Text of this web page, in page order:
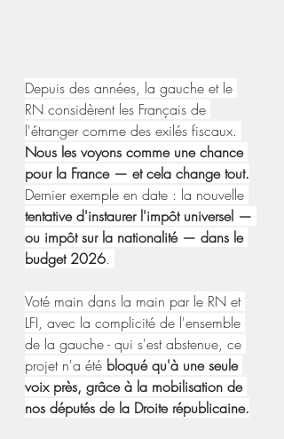
Depuis des années, la gauche et le
RN considèrent les Français de
l'étranger comme des exilés fiscaux.
Nous les voyons comme une chance
pour la France — et cela change tout.
Dernier exemple en date : la nouvelle
tentative d'instaurer l'impôt universel —
ou impôt sur la nationalité — dans le
budget 2026.
Voté main dans la main par le RN et
LFI, avec la complicité de l'ensemble
de la gauche - qui s'est abstenue, ce
projet n'a été bloqué qu'à une seule
voix près, grâce à la mobilisation de
nos députés de la Droite républicaine.